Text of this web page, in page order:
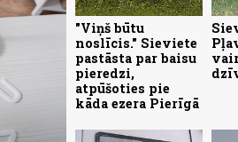
"Viņš būtu
noslīcis." Sieviete
pastāsta par baisu
pieredzi,
atpūšoties pie
kāda ezera Pierīgā